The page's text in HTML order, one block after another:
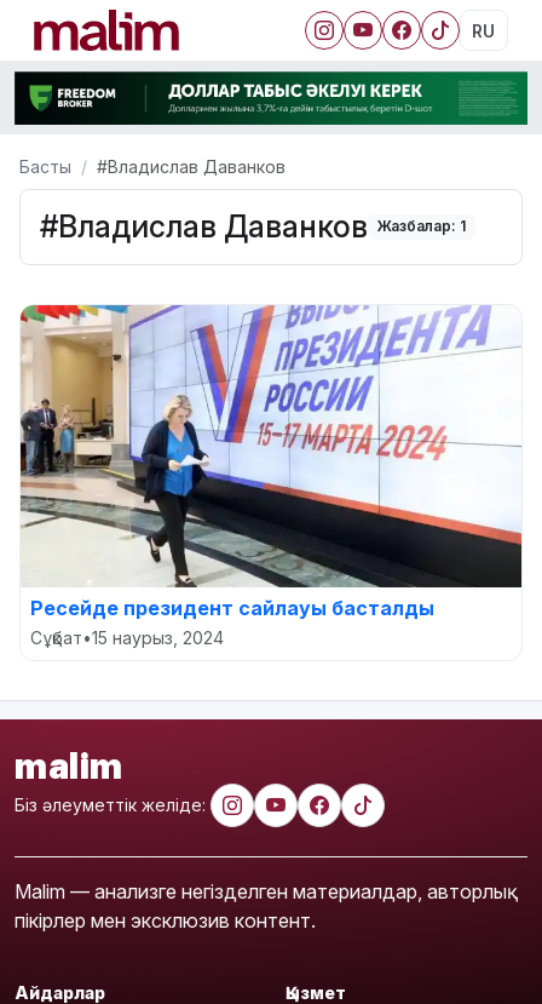
RU
Басты #Владислав Даванков
#Владислав Даванков Жазбалар: 1
Ресейде президент сайлауы басталды
Сұқбат•15 наурыз, 2024
malim
Біз әлеуметтік желіде:
Malim — анализге негізделген материалдар, авторлық
пікірлер мен эксклюзив контент.
Айдарлар Қызмет